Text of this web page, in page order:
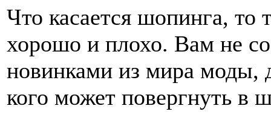
Что касается шопинга, то
хорошо и плохо. Вам не
новинками из мира моды,
кого может повергнуть в